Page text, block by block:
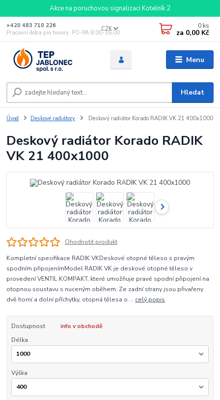
Akce na poruchovou signalizaci Kotelník 2
Menu
CZK
Hledat
+420 483 710 226
Pracovní doba pro hovory: PO-PA 8,00-16,00
0 ks
za 0,00 Kč
Úvod Deskové radiátory Deskový radiátor Korado RADIK VK 21 400x1000
Deskový radiátor Korado RADIK
VK 21 400x1000
Ohodnotit produkt
Kompletní specifikace RADIK VKDeskové otopné těleso s pravým
spodním připojenímModel RADIK VK je deskové otopné těleso v
provedení VENTIL KOMPAKT, které umožňuje pravé spodní připojení na
otopnou soustavu s nuceným oběhem. Ze zadní strany jsou přivařeny
dvě horní a dolní příchytky, otopná tělesa o ... celý popis
Dostupnost
info v obchodě
Délka
Výška